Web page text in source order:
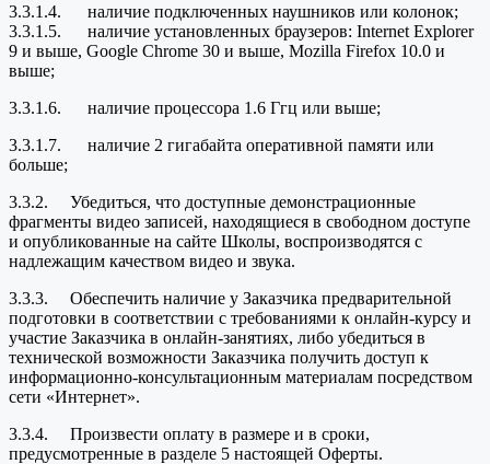
3.3.1.4. наличие подключенных наушников или колонок;
3.3.1.5. наличие установленных браузеров: Internet Explorer
9 и выше, Google Chrome 30 и выше, Mozilla Firefox 10.0 и
выше;
3.3.1.6. наличие процессора 1.6 Ггц или выше;
3.3.1.7. наличие 2 гигабайта оперативной памяти или
больше;
3.3.2. Убедиться, что доступные демонстрационные
фрагменты видео записей, находящиеся в свободном доступе
и опубликованные на сайте Школы, воспроизводятся с
надлежащим качеством видео и звука.
3.3.3. Обеспечить наличие у Заказчика предварительной
подготовки в соответствии с требованиями к онлайн-курсу и
участие Заказчика в онлайн-занятиях, либо убедиться в
технической возможности Заказчика получить доступ к
информационно-консультационным материалам посредством
сети «Интернет».
3.3.4. Произвести оплату в размере и в сроки,
предусмотренные в разделе 5 настоящей Оферты.